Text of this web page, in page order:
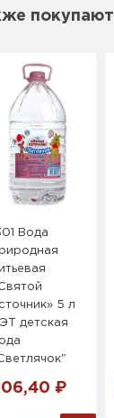
покупают
Вода
5 л
детская
₽